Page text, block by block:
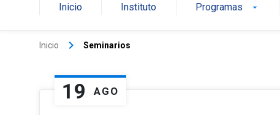
Inicio Instituto Programas arrow_drop_down
Inicio keyboard_arrow_right Seminarios
19 AGO